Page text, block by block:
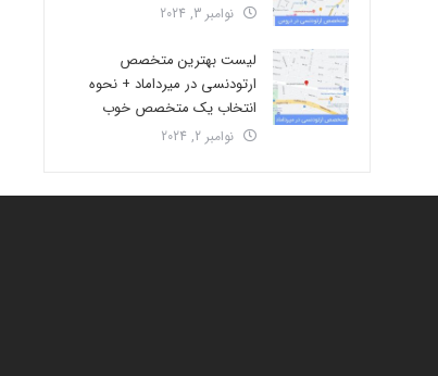
نوامبر 3, 2024
لیست بهترین متخصص
ارتودنسی در میرداماد + نحوه
انتخاب یک متخصص خوب
نوامبر 2, 2024